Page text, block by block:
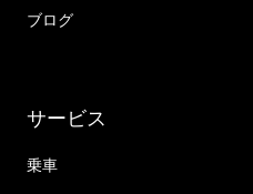
ブログ
サービス
乗車